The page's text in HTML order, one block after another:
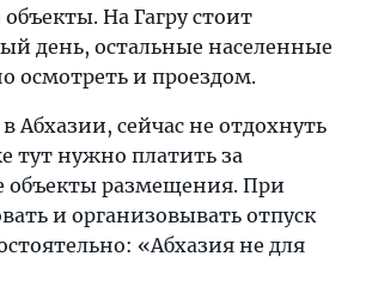
На Гагру стоит
день, остальные населенные
осмотреть и проездом.
Абхазии, сейчас не отдохнуть
тут нужно платить за
объекты размещения. При
и организовывать отпуск
«Абхазия не для